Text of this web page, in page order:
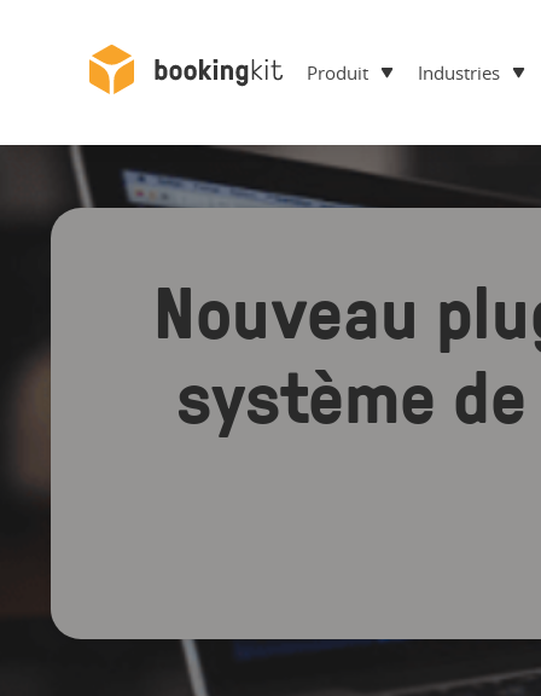
Produit Industries
Nouveau
système